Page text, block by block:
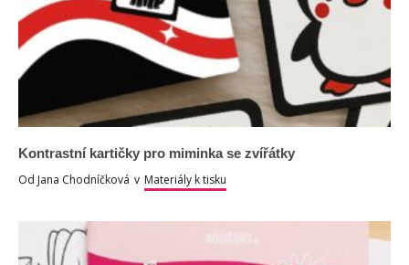
Kontrastní kartičky pro miminka se zvířátky
Od Jana Chodníčková v Materiály k tisku